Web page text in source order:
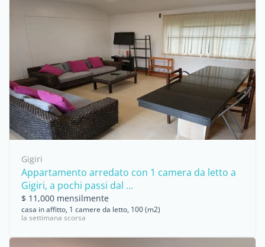
Gigiri
Appartamento arredato con 1 camera da letto a
Gigiri, a pochi passi dal ...
$ 11,000 mensilmente
casa in affitto, 1 camere da letto, 100 (m2)
la settimana scorsa